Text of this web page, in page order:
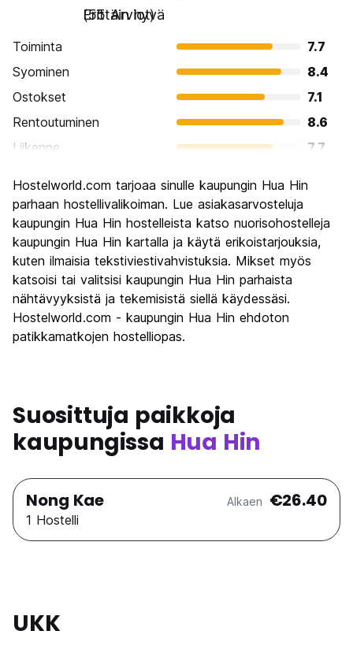
Erittäin hyvä
(55 Arviot)
Toiminta
7.7
Syominen
8.4
Ostokset
7.1
Rentoutuminen
8.6
Liikenne
7.7
Kulttuuri
Yöelämä
6.5
Rahanarvoinen
7.7
Hostelworld.com tarjoaa sinulle kaupungin Hua Hin
parhaan hostellivalikoiman. Lue asiakasarvosteluja
kaupungin Hua Hin hostelleista katso nuorisohostelleja
kaupungin Hua Hin kartalla ja käytä erikoistarjouksia,
kuten ilmaisia tekstiviestivahvistuksia. Mikset myös
katsoisi tai valitsisi kaupungin Hua Hin parhaista
nähtävyyksistä ja tekemisistä siellä käydessäsi.
Hostelworld.com - kaupungin Hua Hin ehdoton
patikkamatkojen hostelliopas.
Suosittuja paikkoja
kaupungissa Hua Hin
Nong Kae Alkaen €26.40
1 Hostelli
UKK